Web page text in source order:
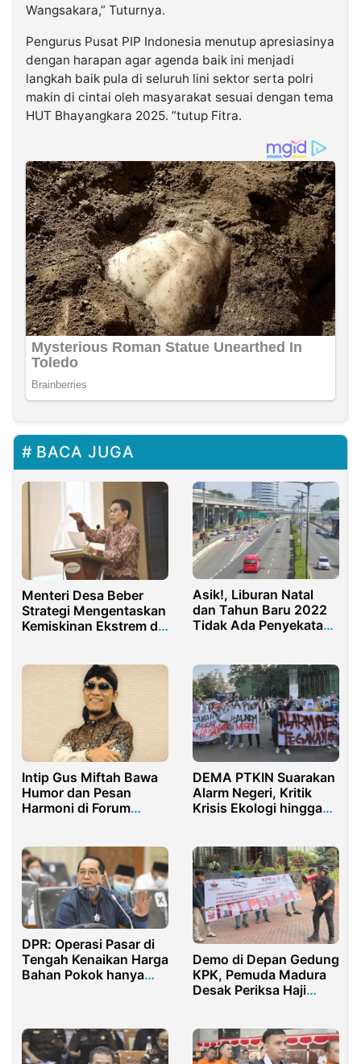
Wangsakara,” Tuturnya.
Pengurus Pusat PIP Indonesia menutup apresiasinya
dengan harapan agar agenda baik ini menjadi
langkah baik pula di seluruh lini sektor serta polri
makin di cintai oleh masyarakat sesuai dengan tema
HUT Bhayangkara 2025. ”tutup Fitra.
BACA JUGA
Menteri Desa Beber
Strategi Mengentaskan
Kemiskinan Ekstrem di
Asik!, Liburan Natal
dan Tahun Baru 2022
Tidak Ada Penyekatan
Intip Gus Miftah Bawa
Humor dan Pesan
Harmoni di Forum
DEMA PTKIN Suarakan
Alarm Negeri, Kritik
Krisis Ekologi hingga
DPR: Operasi Pasar di
Tengah Kenaikan Harga
Bahan Pokok hanya
Demo di Depan Gedung
KPK, Pemuda Madura
Desak Periksa Haji